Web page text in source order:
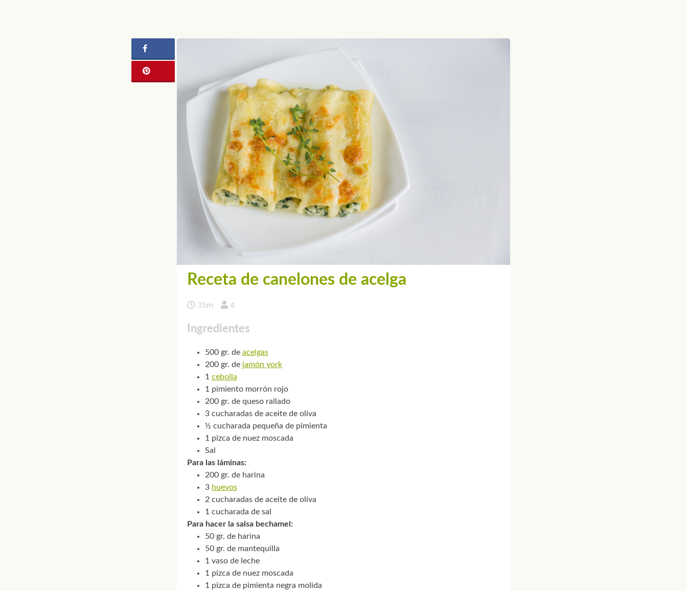
Receta de canelones de acelga
35m 4
Ingredientes
500 gr. de acelgas
200 gr. de jamón york
1 cebolla
1 pimiento morrón rojo
200 gr. de queso rallado
3 cucharadas de aceite de oliva
½ cucharada pequeña de pimienta
1 pizca de nuez moscada
Sal
Para las láminas:
200 gr. de harina
3 huevos
2 cucharadas de aceite de oliva
1 cucharada de sal
Para hacer la salsa bechamel:
50 gr. de harina
50 gr. de mantequilla
1 vaso de leche
1 pizca de nuez moscada
1 pizca de pimienta negra molida